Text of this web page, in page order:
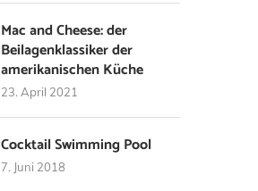
Mac and Cheese: der
Beilagenklassiker der
amerikanischen Küche
23. April 2021
Cocktail Swimming Pool
7. Juni 2018